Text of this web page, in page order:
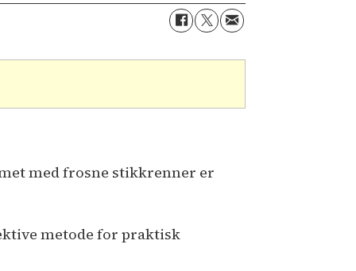
med frosne stikkrenner er
metode for praktisk